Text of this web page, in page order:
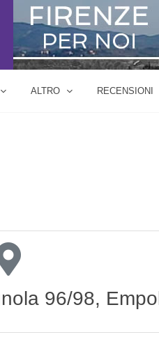
ALTRO RECENSIONI
96/98,